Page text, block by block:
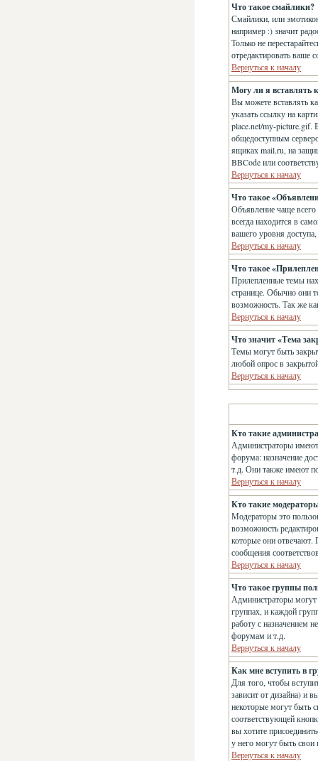
Что такое смайлики?
Смайлики, или
например :) значит
Только не
отредактировать ваше
Вернуться к началу
Могу ли я вставлять
Вы можете вставлять
указать ссылку на
place.net/my-picture.gif.
общедоступным
ящиках mail.ru, на
BBCode или
Вернуться к началу
Что такое
Объявление чаще
всегда находится в
вашего уровня
Вернуться к началу
Что такое
Прилепленные темы
странице. Обычно они
возможность. Так же
Вернуться к началу
Что значит «Тема
Темы могут быть
любой опрос в
Вернуться к началу
Кто такие
Администраторы
форума: назначение
т.д. Они также имеют
Вернуться к началу
Кто такие
Модераторы это
возможность
которые они отвечают.
сообщения
Вернуться к началу
Что такое группы
Администраторы могут
группах, и каждой
работу с назначением
форумам и т.д.
Вернуться к началу
Как мне вступить в
Для того, чтобы
зависит от дизайна) и
некоторые могут быть
соответствующей
вы хотите
у него могут быть
Вернуться к началу